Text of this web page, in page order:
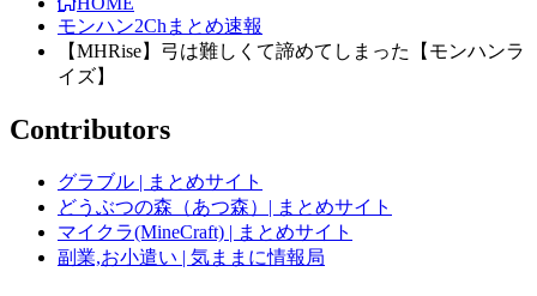
モンハン2Chまとめ速報
【MHRise】弓は難しくて諦めてしまった【モンハンラ
イズ】
Contributors
グラブル | まとめサイト
どうぶつの森（あつ森）| まとめサイト
マイクラ(MineCraft) | まとめサイト
副業,お小遣い | 気ままに情報局